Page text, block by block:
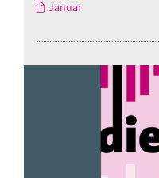
Januar